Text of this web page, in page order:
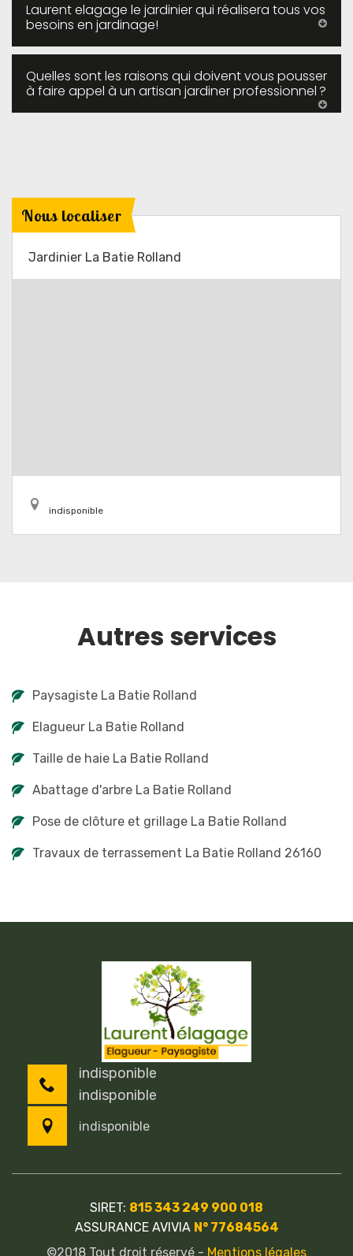
Laurent elagage le jardinier qui réalisera tous vos
besoins en jardinage!
Quelles sont les raisons qui doivent vous pousser
à faire appel à un artisan jardiner professionnel ?
Nous localiser
Jardinier La Batie Rolland
indisponible
Autres services
Paysagiste La Batie Rolland
Elagueur La Batie Rolland
Taille de haie La Batie Rolland
Abattage d'arbre La Batie Rolland
Pose de clôture et grillage La Batie Rolland
Travaux de terrassement La Batie Rolland 26160
indisponible
indisponible
indisponible
SIRET: 815 343 249 900 018
ASSURANCE AVIVIA N° 77684564
©2018 Tout droit réservé - Mentions légales